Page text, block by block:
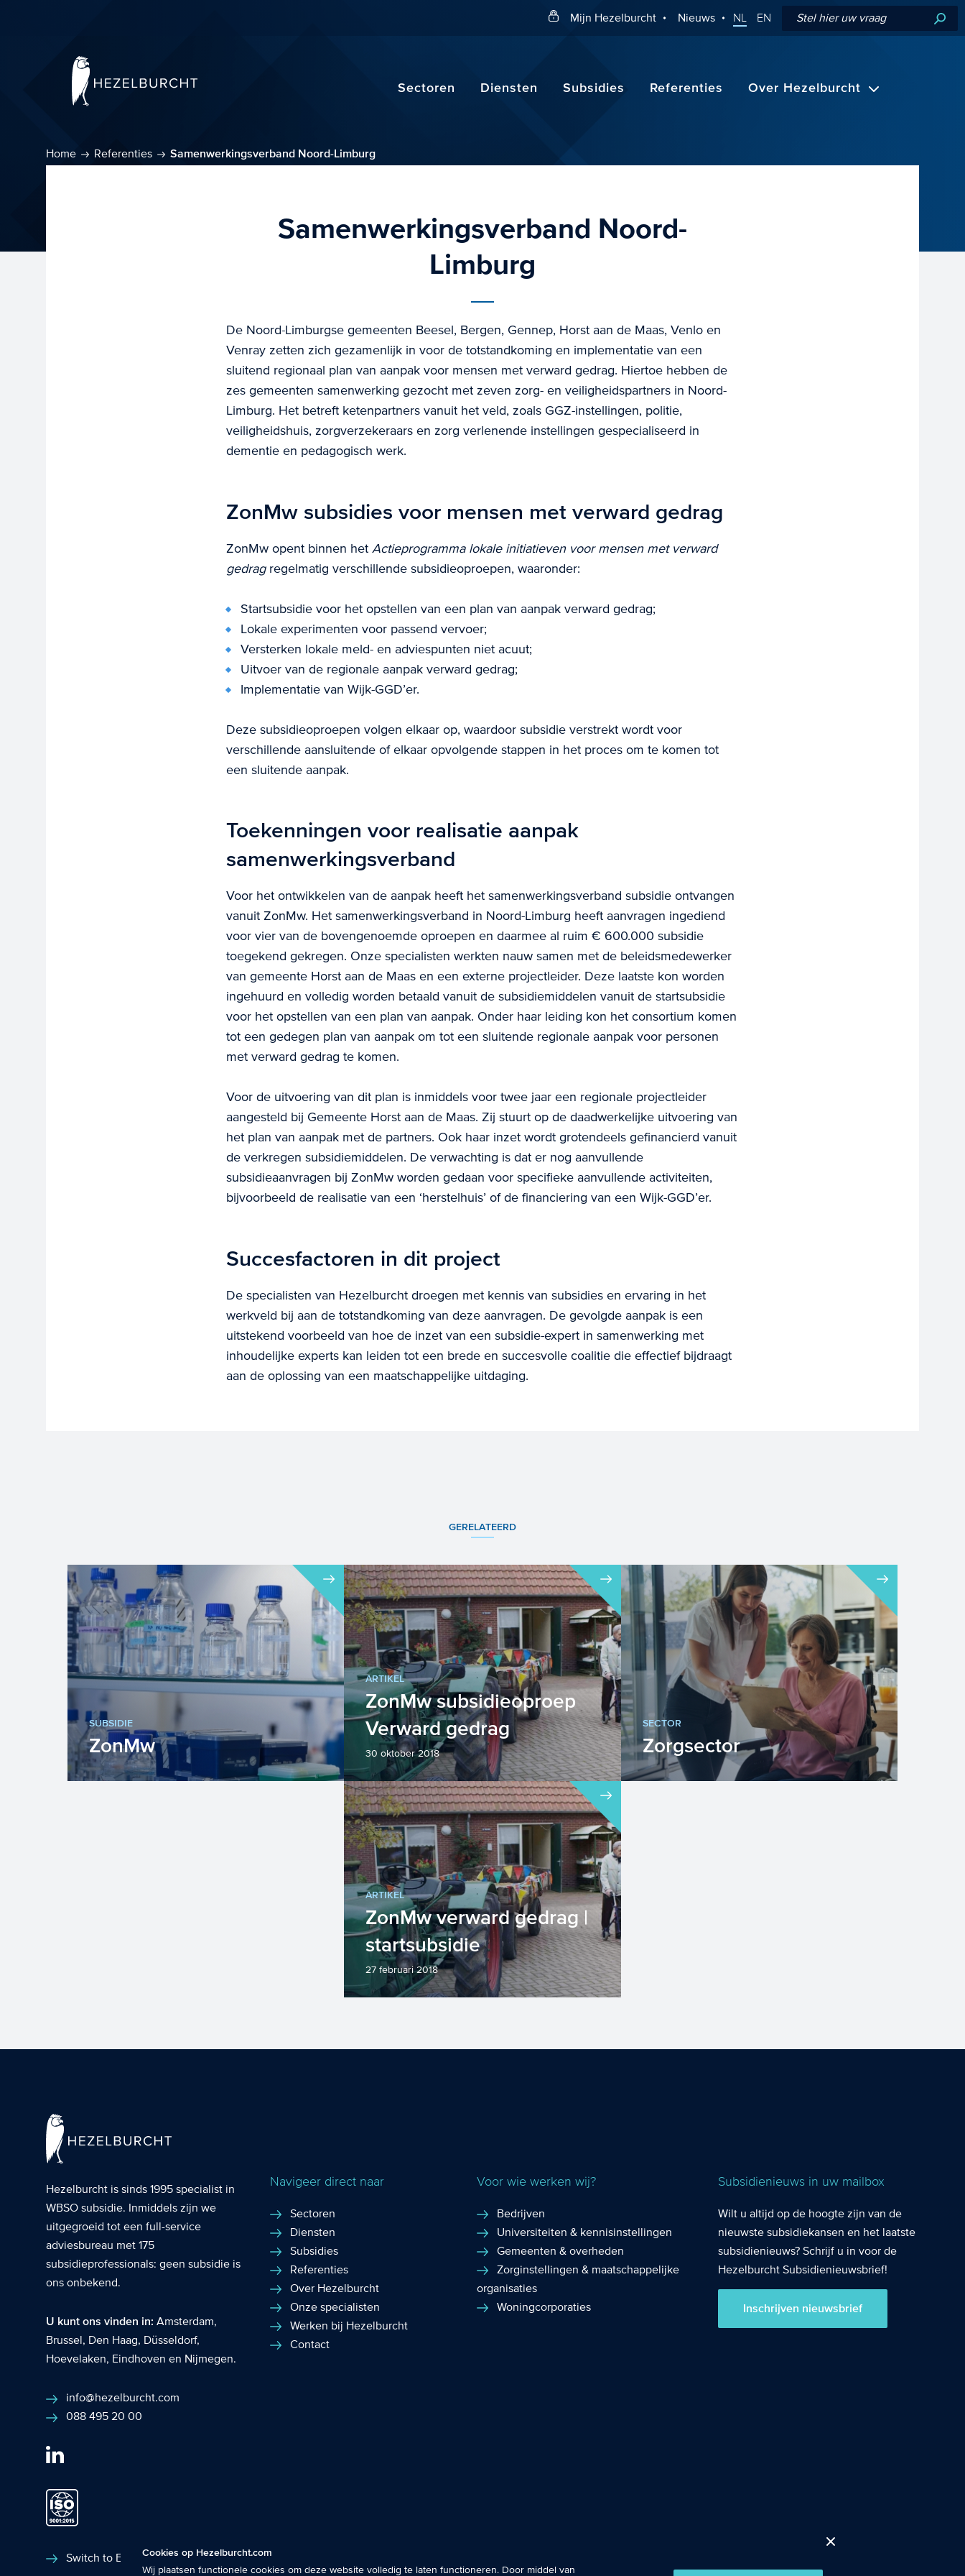
Mijn Hezelburcht Nieuws NL EN
Zoeken
Sectoren Diensten Subsidies Referenties Over Hezelburcht
Home Referenties Samenwerkingsverband Noord-Limburg
Samenwerkingsverband Noord-
Limburg
De Noord-Limburgse gemeenten Beesel, Bergen, Gennep, Horst aan de Maas, Venlo en
Venray zetten zich gezamenlijk in voor de totstandkoming en implementatie van een
sluitend regionaal plan van aanpak voor mensen met verward gedrag. Hiertoe hebben de
zes gemeenten samenwerking gezocht met zeven zorg- en veiligheidspartners in Noord-
Limburg. Het betreft ketenpartners vanuit het veld, zoals GGZ-instellingen, politie,
veiligheidshuis, zorgverzekeraars en zorg verlenende instellingen gespecialiseerd in
dementie en pedagogisch werk.
ZonMw subsidies voor mensen met verward gedrag
ZonMw opent binnen het Actieprogramma lokale initiatieven voor mensen met verward
gedrag regelmatig verschillende subsidieoproepen, waaronder:
Startsubsidie voor het opstellen van een plan van aanpak verward gedrag;
Lokale experimenten voor passend vervoer;
Versterken lokale meld- en adviespunten niet acuut;
Uitvoer van de regionale aanpak verward gedrag;
Implementatie van Wijk-GGD’er.
Deze subsidieoproepen volgen elkaar op, waardoor subsidie verstrekt wordt voor
verschillende aansluitende of elkaar opvolgende stappen in het proces om te komen tot
een sluitende aanpak.
Toekenningen voor realisatie aanpak
samenwerkingsverband
Voor het ontwikkelen van de aanpak heeft het samenwerkingsverband subsidie ontvangen
vanuit ZonMw. Het samenwerkingsverband in Noord-Limburg heeft aanvragen ingediend
voor vier van de bovengenoemde oproepen en daarmee al ruim € 600.000 subsidie
toegekend gekregen. Onze specialisten werkten nauw samen met de beleidsmedewerker
van gemeente Horst aan de Maas en een externe projectleider. Deze laatste kon worden
ingehuurd en volledig worden betaald vanuit de subsidiemiddelen vanuit de startsubsidie
voor het opstellen van een plan van aanpak. Onder haar leiding kon het consortium komen
tot een gedegen plan van aanpak om tot een sluitende regionale aanpak voor personen
met verward gedrag te komen.
Voor de uitvoering van dit plan is inmiddels voor twee jaar een regionale projectleider
aangesteld bij Gemeente Horst aan de Maas. Zij stuurt op de daadwerkelijke uitvoering van
het plan van aanpak met de partners. Ook haar inzet wordt grotendeels gefinancierd vanuit
de verkregen subsidiemiddelen. De verwachting is dat er nog aanvullende
subsidieaanvragen bij ZonMw worden gedaan voor specifieke aanvullende activiteiten,
bijvoorbeeld de realisatie van een ‘herstelhuis’ of de financiering van een Wijk-GGD’er.
Succesfactoren in dit project
De specialisten van Hezelburcht droegen met kennis van subsidies en ervaring in het
werkveld bij aan de totstandkoming van deze aanvragen. De gevolgde aanpak is een
uitstekend voorbeeld van hoe de inzet van een subsidie-expert in samenwerking met
inhoudelijke experts kan leiden tot een brede en succesvolle coalitie die effectief bijdraagt
aan de oplossing van een maatschappelijke uitdaging.
GERELATEERD
SUBSIDIE
ZonMw
ARTIKEL
ZonMw subsidieoproep
Verward gedrag
30 oktober 2018
De laatste jaren neemt het aantal
overlastgevende incidenten door
mensen met verward gedrag toe. Er
...
SECTOR
Zorgsector
ARTIKEL
ZonMw verward gedrag |
startsubsidie
27 februari 2018
overlast gevende incidenten door
Hezelburcht is sinds 1995 specialist in
WBSO subsidie. Inmiddels zijn we
uitgegroeid tot een full-service
adviesbureau met 175
subsidieprofessionals: geen subsidie is
ons onbekend.
U kunt ons vinden in: Amsterdam,
Brussel, Den Haag, Düsseldorf,
Hoevelaken, Eindhoven en Nijmegen.
info@hezelburcht.com
088 495 20 00
Switch to English
Navigeer direct naar
Sectoren
Diensten
Subsidies
Referenties
Over Hezelburcht
Onze specialisten
Werken bij Hezelburcht
Contact
Voor wie werken wij?
Bedrijven
Universiteiten & kennisinstellingen
Gemeenten & overheden
Zorginstellingen & maatschappelijke
organisaties
Woningcorporaties
Subsidienieuws in uw mailbox
Wilt u altijd op de hoogte zijn van de
nieuwste subsidiekansen en het laatste
subsidienieuws? Schrijf u in voor de
Hezelburcht Subsidienieuwsbrief!
Inschrijven nieuwsbrief
laten werken.
Cookies op Hezelburcht.com
Wij plaatsen functionele cookies om deze website volledig te laten functioneren. Door middel van